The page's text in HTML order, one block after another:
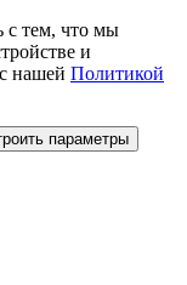
с тем, что мы
и
нашей Политикой
параметры